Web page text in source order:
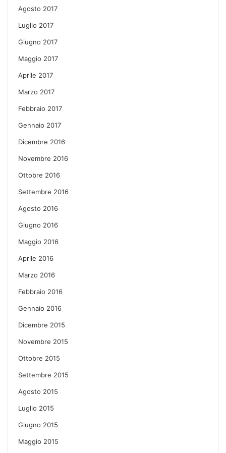
Agosto 2017
Luglio 2017
Giugno 2017
Maggio 2017
Aprile 2017
Marzo 2017
Febbraio 2017
Gennaio 2017
Dicembre 2016
Novembre 2016
Ottobre 2016
Settembre 2016
Agosto 2016
Giugno 2016
Maggio 2016
Aprile 2016
Marzo 2016
Febbraio 2016
Gennaio 2016
Dicembre 2015
Novembre 2015
Ottobre 2015
Settembre 2015
Agosto 2015
Luglio 2015
Giugno 2015
Maggio 2015